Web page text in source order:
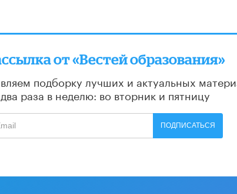
от «Вестей образования»
подборку лучших и актуальных
два раза в неделю: во вторник и пятницу
ПОДПИСАТЬСЯ